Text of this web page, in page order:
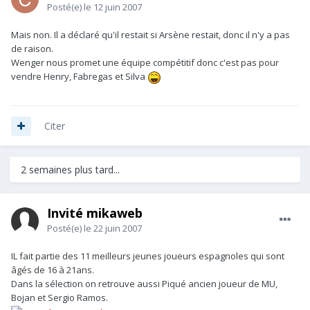
Posté(e) le 12 juin 2007
Mais non. Il a déclaré qu'il restait si Arsène restait, donc il n'y a pas
de raison.
Wenger nous promet une équipe compétitif donc c'est pas pour
vendre Henry, Fabregas et Silva
Citer
2 semaines plus tard...
Invité mikaweb
Posté(e) le 22 juin 2007
IL fait partie des 11 meilleurs jeunes joueurs espagnoles qui sont
âgés de 16 à 21ans.
Dans la sélection on retrouve aussi Piqué ancien joueur de MU,
Bojan et Sergio Ramos.